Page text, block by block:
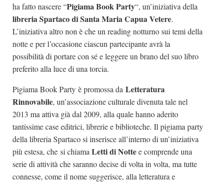
Giallo Stresa
Premio Chiara
Tabù Festival 2014
A Tutto Volume
Marketing
ha fatto nascere “Pigiama Book Party“, un’iniziativa della
libreria Spartaco di Santa Maria Capua Vetere.
L’iniziativa altro non è che un reading notturno sui temi della
notte e per l’occasione ciascun partecipante avrà la
possibilità di portare con sé e leggere un brano del suo libro
preferito alla luce di una torcia.
Pigiama Book Party è promossa da Letteratura
Rinnovabile, un’associazione culturale divenuta tale nel
2013 ma attiva già dal 2009, alla quale hanno aderito
tantissime case editrici, librerie e biblioteche. Il pigiama party
della libreria Spartaco si inserisce all’interno di un’iniziativa
più estesa, che si chiama Letti di Nottee comprende una
serie di attività che saranno decise di volta in volta, ma tutte
connesse, come il nome suggerisce, alla letteratura e